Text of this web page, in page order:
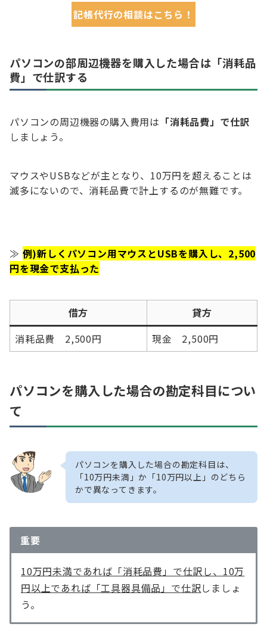
記帳代行の相談はこちら！
パソコンの部周辺機器を購入した場合は「消耗品
費」で仕訳する
パソコンの周辺機器の購入費用は 「消耗品費」で仕訳
しましょう。
マウスやUSBなどが主となり、10万円を超えることは
滅多にないので、消耗品費で計上するのが無難です。
≫ 例)新しくパソコン用マウスとUSBを購入し、2,500
円を現金で支払った
借方
貸方
消耗品費 2,500円
現金 2,500円
パソコンを購入した場合の勘定科目につい
て
パソコンを購入した場合の勘定科目は、
「10万円未満」か「10万円以上」のどちら
かで異なってきます。
重要
10万円未満であれば「消耗品費」で仕訳し、10万
円以上であれば「工具器具備品」で仕訳しましょ
う。